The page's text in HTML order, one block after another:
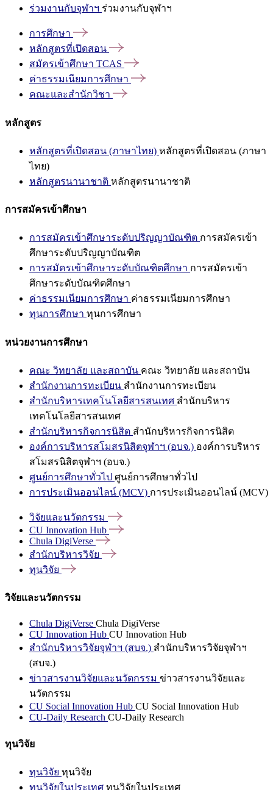
ร่วมงานกับจุฬาฯ ร่วมงานกับจุฬาฯ
การศึกษา
หลักสูตรที่เปิดสอน
สมัครเข้าศึกษา TCAS
ค่าธรรมเนียมการศึกษา
คณะและสำนักวิชา
หลักสูตร
หลักสูตรที่เปิดสอน (ภาษาไทย) หลักสูตรที่เปิดสอน (ภาษา
ไทย)
หลักสูตรนานาชาติ หลักสูตรนานาชาติ
การสมัครเข้าศึกษา
การสมัครเข้าศึกษาระดับปริญญาบัณฑิต การสมัครเข้า
ศึกษาระดับปริญญาบัณฑิต
การสมัครเข้าศึกษาระดับบัณฑิตศึกษา การสมัครเข้า
ศึกษาระดับบัณฑิตศึกษา
ค่าธรรมเนียมการศึกษา ค่าธรรมเนียมการศึกษา
ทุนการศึกษา ทุนการศึกษา
หน่วยงานการศึกษา
คณะ วิทยาลัย และสถาบัน คณะ วิทยาลัย และสถาบัน
สำนักงานการทะเบียน สำนักงานการทะเบียน
สำนักบริหารเทคโนโลยีสารสนเทศ สำนักบริหาร
เทคโนโลยีสารสนเทศ
สำนักบริหารกิจการนิสิต สำนักบริหารกิจการนิสิต
องค์การบริหารสโมสรนิสิตจุฬาฯ (อบจ.) องค์การบริหาร
สโมสรนิสิตจุฬาฯ (อบจ.)
ศูนย์การศึกษาทั่วไป ศูนย์การศึกษาทั่วไป
การประเมินออนไลน์ (MCV) การประเมินออนไลน์ (MCV)
วิจัยและนวัตกรรม
CU Innovation Hub
Chula DigiVerse
สำนักบริหารวิจัย
ทุนวิจัย
วิจัยและนวัตกรรม
Chula DigiVerse Chula DigiVerse
CU Innovation Hub CU Innovation Hub
สำนักบริหารวิจัยจุฬาฯ (สบจ.) สำนักบริหารวิจัยจุฬาฯ
(สบจ.)
ข่าวสารงานวิจัยและนวัตกรรม ข่าวสารงานวิจัยและ
นวัตกรรม
CU Social Innovation Hub CU Social Innovation Hub
CU-Daily Research CU-Daily Research
ทุนวิจัย
ทุนวิจัย ทุนวิจัย
ทุนวิจัยในประเทศ ทุนวิจัยในประเทศ